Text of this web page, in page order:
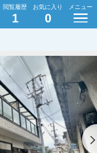
閲覧履歴
1
お気に入り
0
メニュー